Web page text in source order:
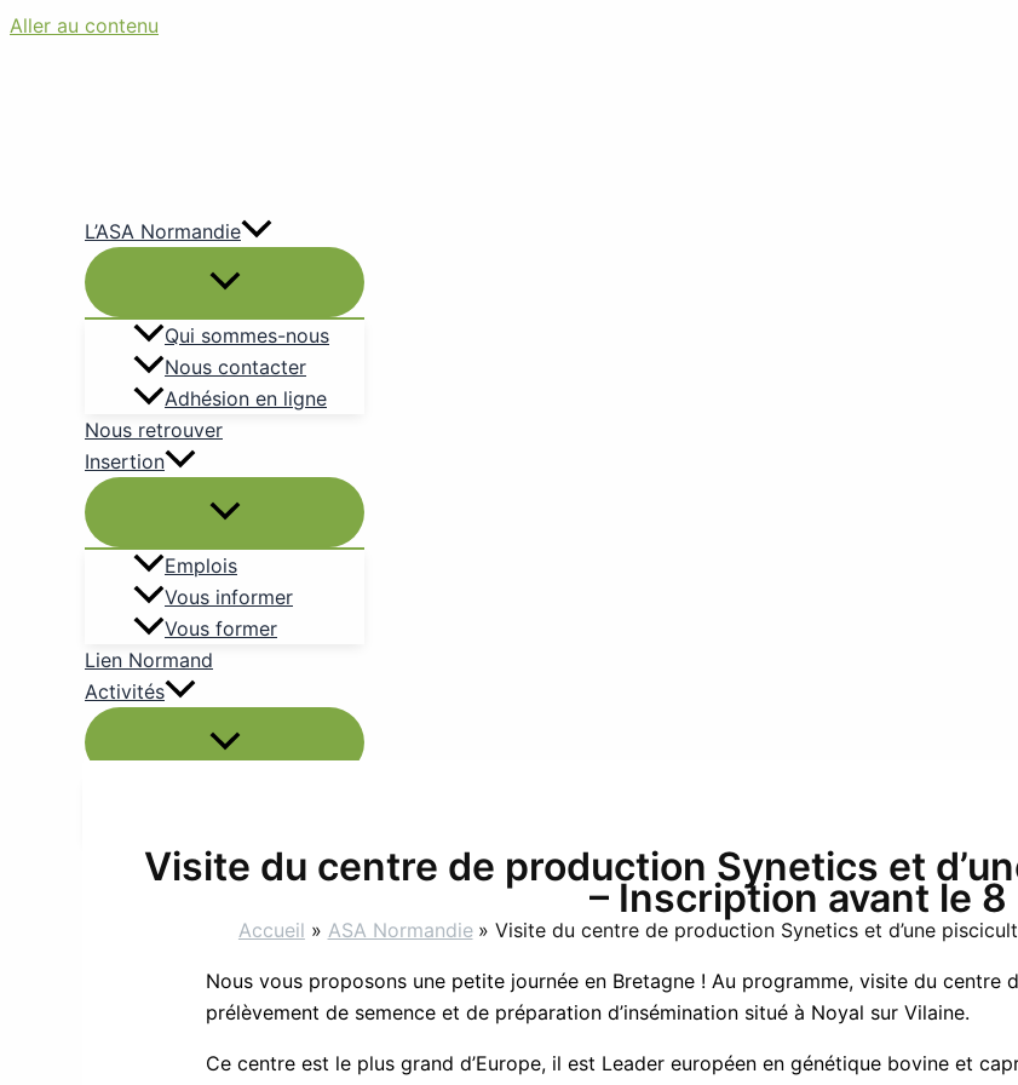
Aller au contenu
L’ASA Normandie
Qui sommes-nous
Nous contacter
Adhésion en ligne
Nous retrouver
Insertion
Emplois
Vous informer
Vous former
Lien Normand
Activités
ContactVisite du centre de production Synetics et
– Inscription avant le
Accueil ASA Normandie Visite du centre de production Synetics et d’une
Nous vous proposons une petite journée en Bretagne ! Au programme, visite du
prélèvement de semence et de préparation d’insémination situé à Noyal sur Vilaine.
Ce centre est le plus grand d’Europe, il est Leader européen en génétique bovine et